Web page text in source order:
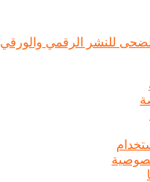
للنشر الرقمي والورقي